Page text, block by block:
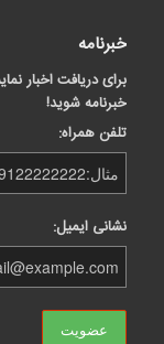
خبرنامه
برای دریافت اخبار
خبرنامه شوید!
تلفن همراه:
نشانی ایمیل: